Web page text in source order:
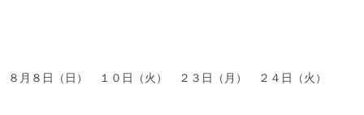
８月８日（日） １０日（火） ２３日（月） ２４日（火）